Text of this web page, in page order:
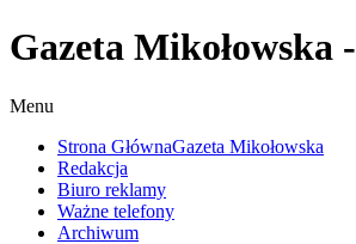
Gazeta Mikołowska -
Menu
Strona GłównaGazeta Mikołowska
Redakcja
Biuro reklamy
Ważne telefony
Archiwum